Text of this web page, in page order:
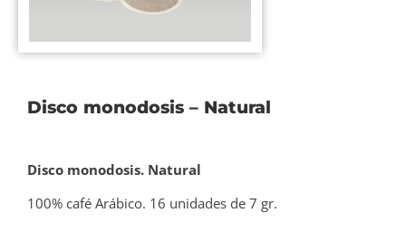
Disco monodosis – Natural
Disco monodosis. Natural
100% café Arábico. 16 unidades de 7 gr.